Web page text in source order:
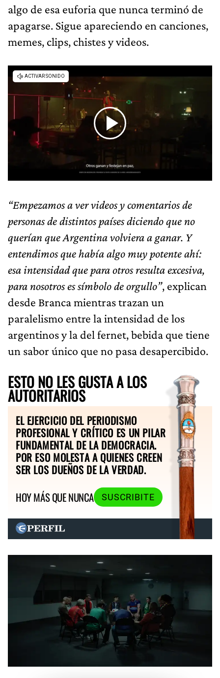
algo de esa euforia que nunca terminó de
apagarse. Sigue apareciendo en canciones,
memes, clips, chistes y videos.
“Empezamos a ver videos y comentarios de
personas de distintos países diciendo que no
querían que Argentina volviera a ganar. Y
entendimos que había algo muy potente ahí:
esa intensidad que para otros resulta excesiva,
para nosotros es símbolo de orgullo”, explican
desde Branca mientras trazan un
paralelismo entre la intensidad de los
argentinos y la del fernet, bebida que tiene
un sabor único que no pasa desapercibido.
ESTO NO LES GUSTA A LOS
AUTORITARIOS
EL EJERCICIO DEL PERIODISMO
PROFESIONAL Y CRÍTICO ES UN PILAR
FUNDAMENTAL DE LA DEMOCRACIA.
POR ESO MOLESTA A QUIENES CREEN
SER LOS DUEÑOS DE LA VERDAD.
HOY MÁS QUE NUNCA
SUSCRIBITE